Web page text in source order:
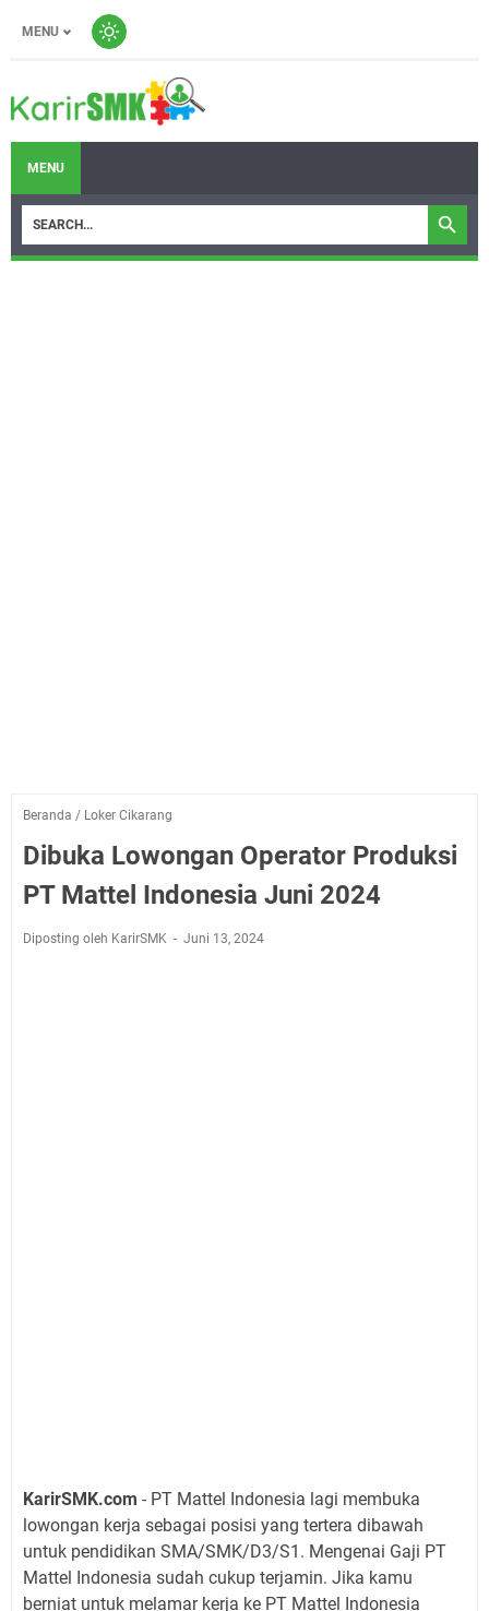
MENU
MENU
Beranda / Loker Cikarang
Dibuka Lowongan Operator Produksi
PT Mattel Indonesia Juni 2024
Diposting oleh KarirSMK Juni 13, 2024
KarirSMK.com - PT Mattel Indonesia lagi membuka
lowongan kerja sebagai posisi yang tertera dibawah
untuk pendidikan SMA/SMK/D3/S1. Mengenai Gaji PT
Mattel Indonesia sudah cukup terjamin. Jika kamu
berniat untuk melamar kerja ke PT Mattel Indonesia